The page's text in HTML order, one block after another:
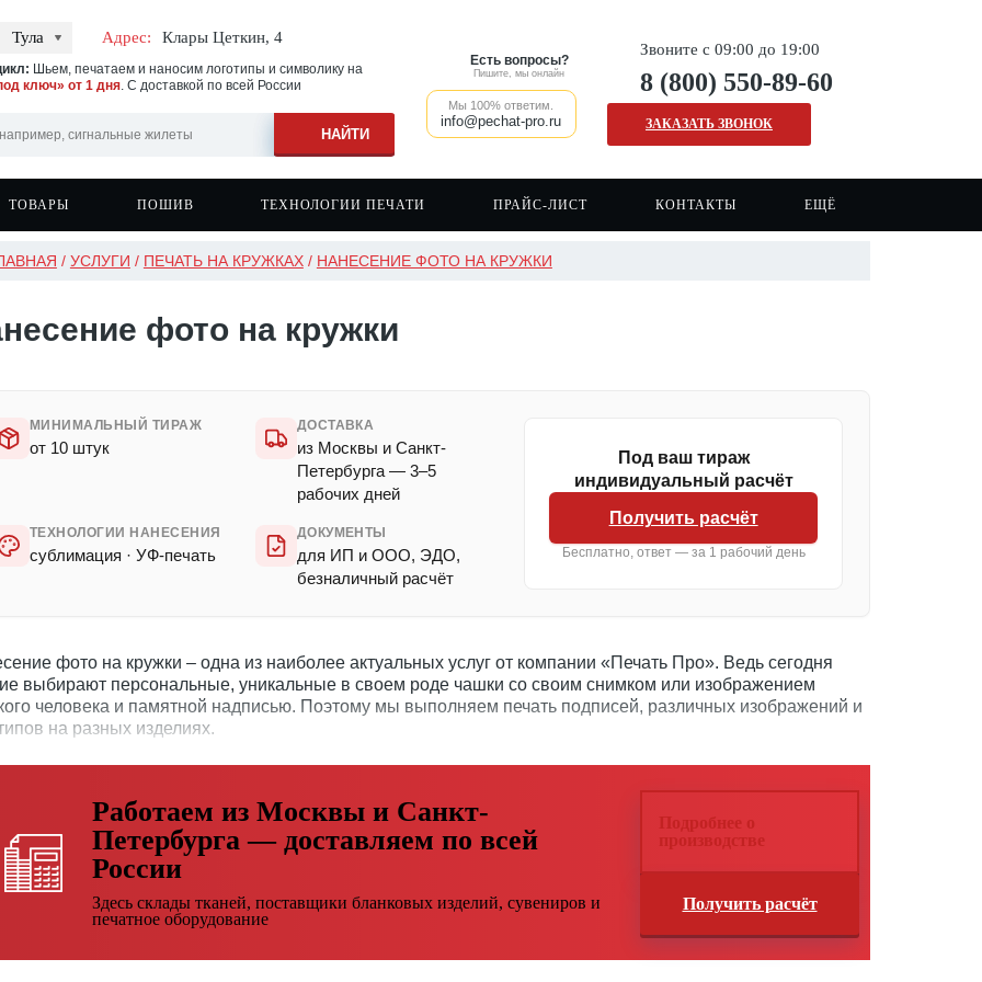
Тула Адрес: Клары Цеткин, 4
Шьем, печатаем и наносим логотипы и символику на
ключ» от 1 дня. С доставкой по всей России
Есть вопросы?
Пишите, мы онлайн
Мы 100% ответим.
info@pechat-pro.ru
Звоните с 09:00 до 19:00
8 (800) 550-89-60
ЗАКАЗАТЬ ЗВОНОК
Швейное производство
ветровках
фартуках
Печать на сигнальных жилетах
Печать на головных уборах
Печать на касках
ТОВАРЫ
Бейсболки
Кружки
Сумки и шоперы
ПОШИВ ТЕХНОЛОГИИ ПЕЧАТИ ПРАЙС-ЛИСТ КОНТАКТЫ ЕЩЁ
/ УСЛУГИ / ПЕЧАТЬ НА КРУЖКАХ/ НАНЕСЕНИЕ ФОТО НА КРУЖКИ
фото на кружки
МИНИМАЛЬНЫЙ ТИРАЖ
от 10 штук
ДОСТАВКА
из Москвы и Санкт-
Петербурга — 3–5
рабочих дней
ТЕХНОЛОГИИ НАНЕСЕНИЯ
сублимация · УФ-печать
ДОКУМЕНТЫ
для ИП и ООО, ЭДО,
безналичный расчёт
Под ваш тираж
индивидуальный расчёт
Получить расчёт
Бесплатно, ответ — за 1 рабочий день
фото на кружки – одна из наиболее актуальных услуг от компании «Печать Про». Ведь сегодня
выбирают персональные, уникальные в своем роде чашки со своим снимком или изображением
человека и памятной надписью. Поэтому мы выполняем печать подписей, различных изображений и
на разных изделиях.
Работаем из Москвы и Санкт-
Петербурга — доставляем по всей
России
Здесь склады тканей, поставщики бланковых изделий, сувениров и
печатное оборудование
Подробнее о
производстве
Получить расчёт